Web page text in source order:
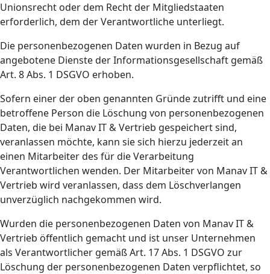
Unionsrecht oder dem Recht der Mitgliedstaaten
erforderlich, dem der Verantwortliche unterliegt.
Die personenbezogenen Daten wurden in Bezug auf
angebotene Dienste der Informationsgesellschaft gemäß
Art. 8 Abs. 1 DSGVO erhoben.
Sofern einer der oben genannten Gründe zutrifft und eine
betroffene Person die Löschung von personenbezogenen
Daten, die bei Manav IT & Vertrieb gespeichert sind,
veranlassen möchte, kann sie sich hierzu jederzeit an
einen Mitarbeiter des für die Verarbeitung
Verantwortlichen wenden. Der Mitarbeiter von Manav IT &
Vertrieb wird veranlassen, dass dem Löschverlangen
unverzüglich nachgekommen wird.
Wurden die personenbezogenen Daten von Manav IT &
Vertrieb öffentlich gemacht und ist unser Unternehmen
als Verantwortlicher gemäß Art. 17 Abs. 1 DSGVO zur
Löschung der personenbezogenen Daten verpflichtet, so